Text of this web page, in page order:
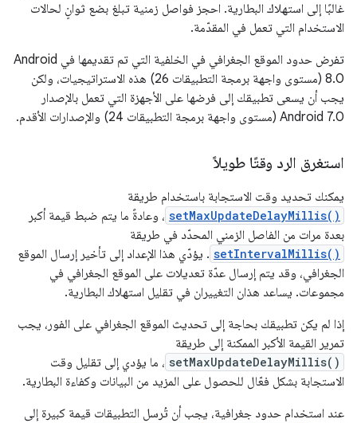
غالبًا إلى استهلاك البطارية. احجز فواصل زمنية تبلغ بضع ثوانٍ لحالات
الاستخدام التي تعمل في المقدّمة.
تفرض حدود الموقع الجغرافي في الخلفية التي تم تقديمها في Android
8.0 (مستوى واجهة برمجة التطبيقات 26) هذه الاستراتيجيات، ولكن
يجب أن يسعى تطبيقك إلى فرضها على الأجهزة التي تعمل بالإصدار
Android 7.0 (مستوى واجهة برمجة التطبيقات 24) والإصدارات الأقدم.
استغرق الرد وقتًا طويلاً
يمكنك تحديد وقت الاستجابة باستخدام طريقة
setMaxUpdateDelayMillis() ، وعادةً ما يتم ضبط قيمة أكبر
بعدة مرات من الفاصل الزمني المحدّد في طريقة
setIntervalMillis() . يؤدّي هذا الإعداد إلى تأخير إرسال الموقع
الجغرافي، وقد يتم إرسال عدّة تعديلات على الموقع الجغرافي في
مجموعات. يساعد هذان التغييران في تقليل استهلاك البطارية.
إذا لم يكن تطبيقك بحاجة إلى تحديث الموقع الجغرافي على الفور، يجب
تمرير القيمة الأكبر الممكنة إلى طريقة
setMaxUpdateDelayMillis() ، ما يؤدي إلى تقليل وقت
الاستجابة بشكل فعّال للحصول على المزيد من البيانات وكفاءة البطارية.
عند استخدام حدود جغرافية، يجب أن تُرسل التطبيقات قيمة كبيرة إلى